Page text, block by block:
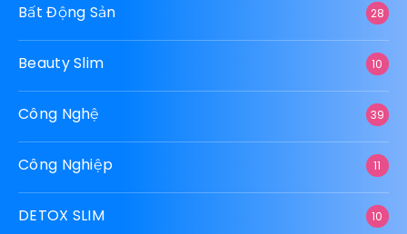
Bất Động Sản 28
Beauty Slim 10
Công Nghệ 39
Công Nghiệp 11
DETOX SLIM 10